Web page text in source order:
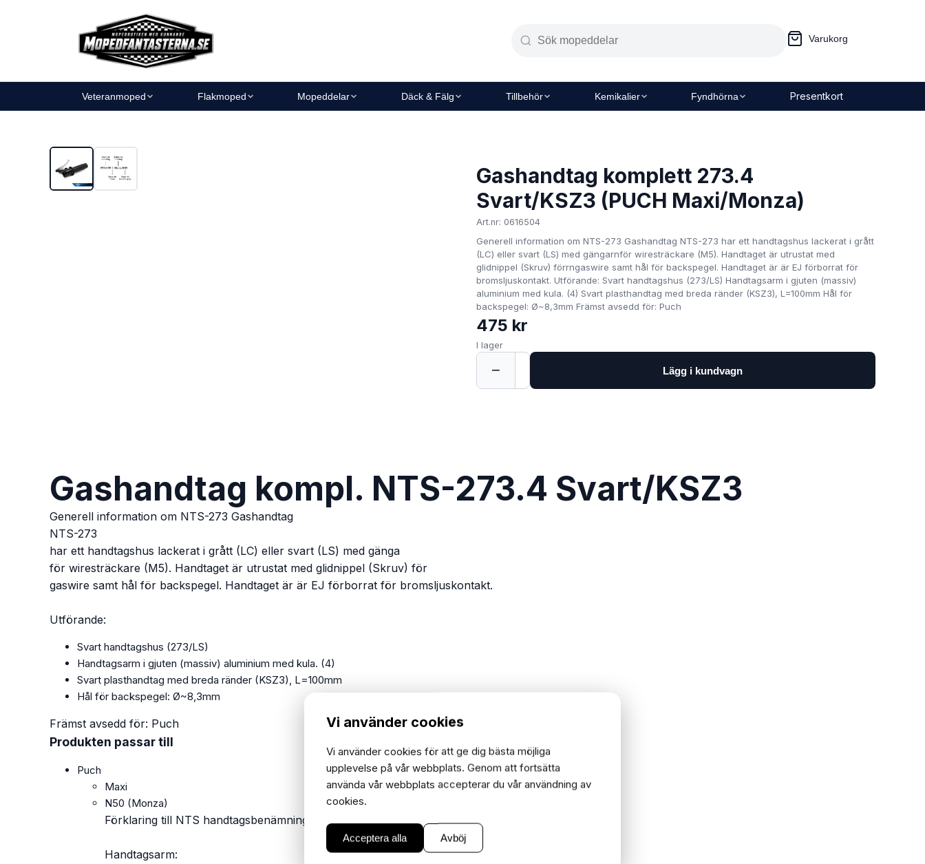
Varukorg
Veteranmoped Flakmoped Mopeddelar Däck & Fälg Tillbehör Kemikalier Fyndhörna Presentkort
Gashandtag komplett 273.4
Svart/KSZ3 (PUCH Maxi/Monza)
Art.nr: 0616504
Generell information om NTS-273 Gashandtag NTS-273 har ett handtagshus lackerat i grått
(LC) eller svart (LS) med gängarnför wiresträckare (M5). Handtaget är utrustat med
glidnippel (Skruv) förrngaswire samt hål för backspegel. Handtaget är är EJ förborrat för
bromsljuskontakt. Utförande: Svart handtagshus (273/LS) Handtagsarm i gjuten (massiv)
aluminium med kula. (4) Svart plasthandtag med breda ränder (KSZ3), L=100mm Hål för
backspegel: Ø~8,3mm Främst avsedd för: Puch
475 kr
I lager
− Lägg i kundvagn
Gashandtag kompl. NTS-273.4 Svart/KSZ3
Generell information om NTS-273 Gashandtag
NTS-273
har ett handtagshus lackerat i grått (LC) eller svart (LS) med gänga
för wiresträckare (M5). Handtaget är utrustat med glidnippel (Skruv) för
gaswire samt hål för backspegel. Handtaget är är EJ förborrat för bromsljuskontakt.
Utförande:
Svart handtagshus (273/LS)
Handtagsarm i gjuten (massiv) aluminium med kula. (4)
Svart plasthandtag med breda ränder (KSZ3), L=100mm
Hål för backspegel: Ø~8,3mm
Främst avsedd för: Puch
Produkten passar till
Puch
Maxi
N50 (Monza)
Förklaring till NTS handtagsbenämning
Handtagsarm:
Vi använder cookies
Vi använder cookies för att ge dig bästa möjliga
upplevelse på vår webbplats. Genom att fortsätta
använda vår webbplats accepterar du vår användning av
cookies.
Acceptera alla Avböj